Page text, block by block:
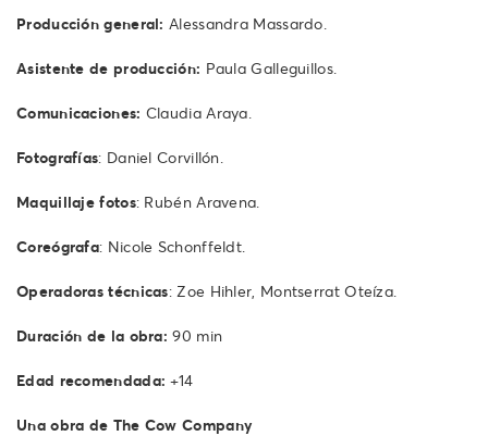
Producción general: Alessandra Massardo.
Asistente de producción: Paula Galleguillos.
Comunicaciones: Claudia Araya.
Fotografías: Daniel Corvillón.
Maquillaje fotos: Rubén Aravena.
Coreógrafa: Nicole Schonffeldt.
Operadoras técnicas: Zoe Hihler, Montserrat Oteíza.
Duración de la obra:90 min
Edad recomendada: +14
Una obra de The Cow Company